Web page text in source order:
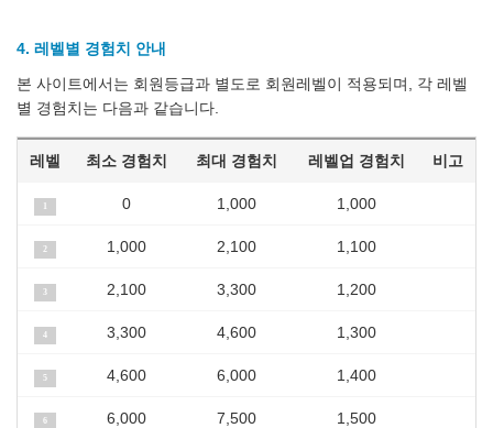
4. 레벨별 경험치 안내
본 사이트에서는 회원등급과 별도로 회원레벨이 적용되며, 각 레벨
별 경험치는 다음과 같습니다.
레벨 최소 경험치 최대 경험치 레벨업 경험치 비고
0 1,000 1,000
2 1,000 2,100 1,100
3 2,100 3,300 1,200
4 3,300 4,600 1,300
5 4,600 6,000 1,400
6 6,000 7,500 1,500